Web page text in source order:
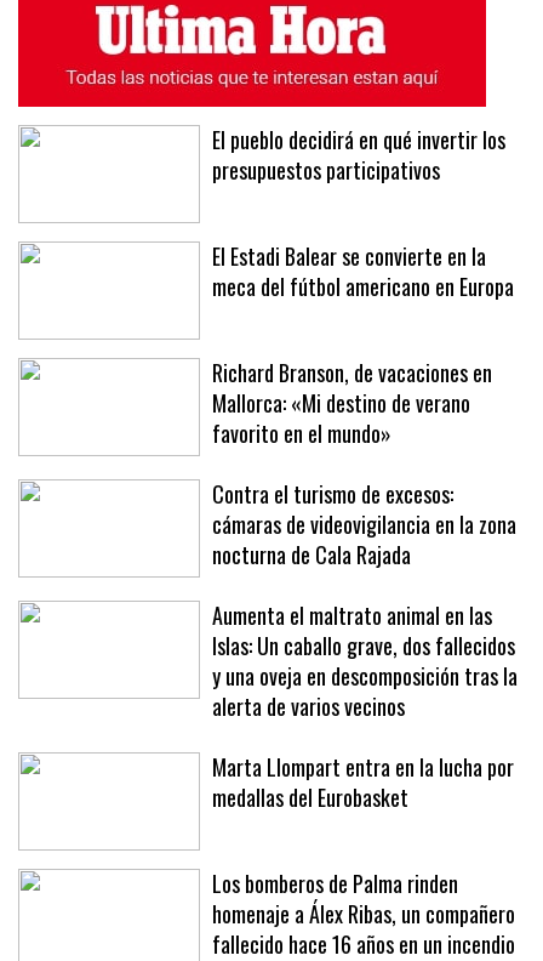
El pueblo decidirá en qué invertir los
presupuestos participativos
El Estadi Balear se convierte en la
meca del fútbol americano en Europa
Richard Branson, de vacaciones en
Mallorca: «Mi destino de verano
favorito en el mundo»
Contra el turismo de excesos:
cámaras de videovigilancia en la zona
nocturna de Cala Rajada
Aumenta el maltrato animal en las
Islas: Un caballo grave, dos fallecidos
y una oveja en descomposición tras la
alerta de varios vecinos
Marta Llompart entra en la lucha por
medallas del Eurobasket
Los bomberos de Palma rinden
homenaje a Álex Ribas, un compañero
fallecido hace 16 años en un incendio